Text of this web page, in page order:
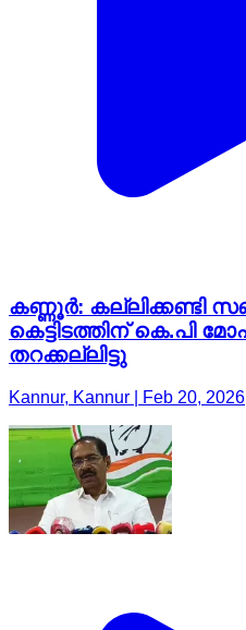
കണ്ണൂർ: കല്ലിക്കണ്ടി
കെട്ടിടത്തിന്
തറക്കല്ലിട്ടു
Kannur, Kannur | Feb 20, 2026